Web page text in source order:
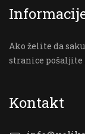
Ako želite da
stranice pošaljite
Kontakt